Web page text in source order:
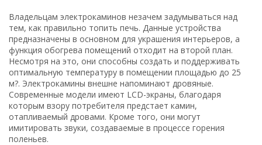
Владельцам электрокаминов незачем задумываться над
тем, как правильно топить печь. Данные устройства
предназначены в основном для украшения интерьеров, а
функция обогрева помещений отходит на второй план.
Несмотря на это, они способны создать и поддерживать
оптимальную температуру в помещении площадью до 25
м?. Электрокамины внешне напоминают дровяные.
Современные модели имеют LCD-экраны, благодаря
которым взору потребителя предстает камин,
отапливаемый дровами. Кроме того, они могут
имитировать звуки, создаваемые в процессе горения
поленьев.